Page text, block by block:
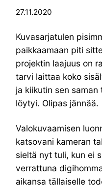
27.11.2020
Kuvasarjatulen
paikkaamaan piti
projektin laajuus on
tarvi laittaa koko
ja kiikutin sen
löytyi. Olipas jännää.
Valokuvaamisen
katsovani kameran
sieltä nyt tuli, kun ei
verrattuna
aikansa tällaiselle